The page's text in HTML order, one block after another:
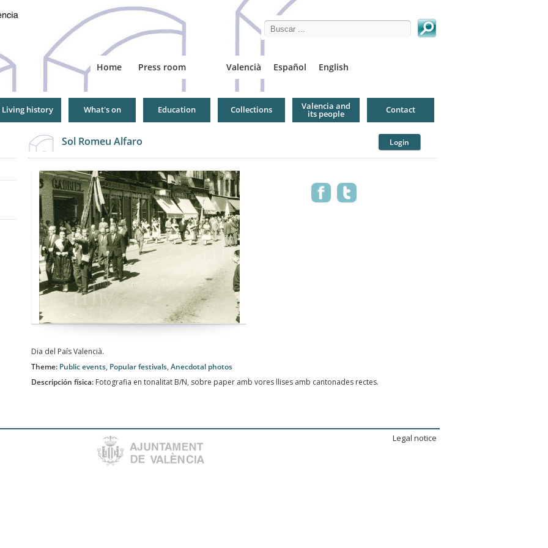
Search this site
Valencià Español English
Home Press room
Living history What's on Education Collections Valencia and
its people Contact
Sol Romeu Alfaro Login
Dia del País Valencià.
Theme: Public events, Popular festivals, Anecdotal photos
Descripción física: Fotografia en tonalitat B/N, sobre paper amb vores llises amb cantonades rectes.
Legal notice